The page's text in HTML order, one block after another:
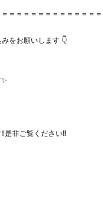
＝＝＝＝＝＝＝＝＝＝＝＝
をお願いします 👇
是非ご覧ください‼︎